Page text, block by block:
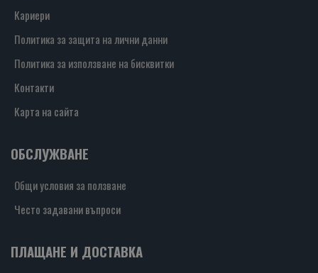
Кариери
Политика за защита на лични данни
Политика за използване на бисквитки
Контакти
Карта на сайта
ОБСЛУЖВАНЕ
Общи условия за ползване
Често задавани въпроси
ПЛАЩАНЕ И ДОСТАВКА